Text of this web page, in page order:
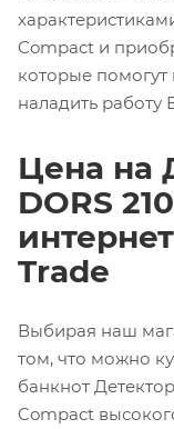
Compact и
которые помогут
наладить работу
Цена на
DORS
Trade
Выбирая наш
том, что можно
банкнот
Compact